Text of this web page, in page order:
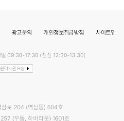
광고문의 개인정보취급방침 사이트맵
일 09:30-17:30 (점심 12:30-13:30)
원격지원요청
삼로 204 (역삼동) 604호
(우동, 하버타운) 1601호